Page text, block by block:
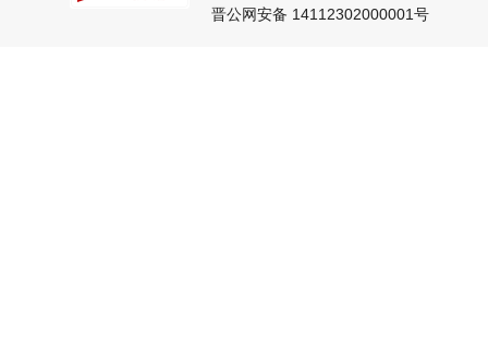
晋公网安备 14112302000001号